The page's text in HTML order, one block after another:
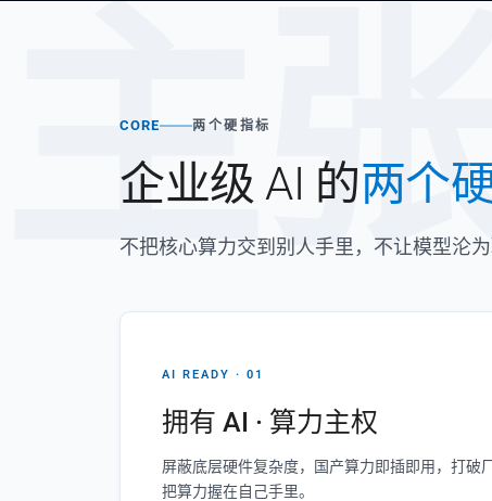
主
CORE 两个硬指标
企业级 AI 的两个
不把核心算力交到别人手里，不让模型沦为
AI READY · 01
拥有 AI · 算力主权
屏蔽底层硬件复杂度，国产算力即插即用，打破
把算力握在自己手里。